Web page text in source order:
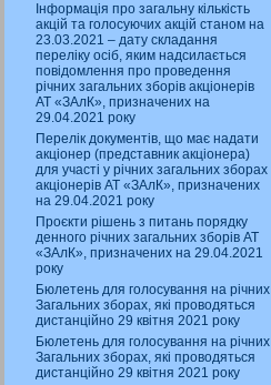
Інформація про загальну кількість
акцій та голосуючих акцій станом на
23.03.2021 – дату складання
переліку осіб, яким надсилається
повідомлення про проведення
річних загальних зборів акціонерів
АТ «ЗАлК», призначених на
29.04.2021 року
Перелік документів, що має надати
акціонер (представник акціонера)
для участі у річних загальних зборах
акціонерів АТ «ЗАлК», призначених
на 29.04.2021 року
Проєкти рішень з питань порядку
денного річних загальних зборів АТ
«ЗАлК», призначених на 29.04.2021
року
Бюлетень для голосування на річних
Загальних зборах, які проводяться
дистанційно 29 квітня 2021 року
Бюлетень для голосування на річних
Загальних зборах, які проводяться
дистанційно 29 квітня 2021 року